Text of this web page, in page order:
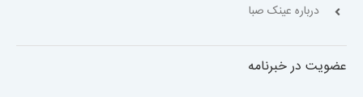
درباره عینک صبا
عضویت در خبرنامه